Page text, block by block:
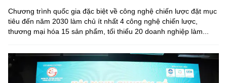
Chương trình quốc gia đặc biệt về công nghệ chiến lược đặt mục
tiêu đến năm 2030 làm chủ ít nhất 4 công nghệ chiến lược,
thương mại hóa 15 sản phẩm, tối thiểu 20 doanh nghiệp làm...